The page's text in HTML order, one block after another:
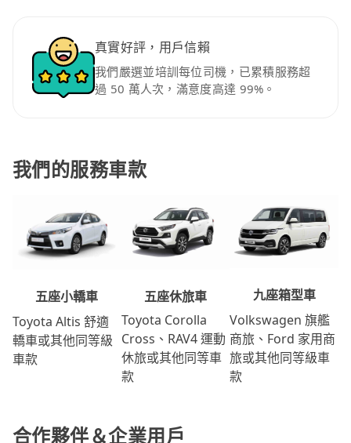
真實好評，用戶信賴
我們嚴選並培訓每位司機，已累積服務超
過 50 萬人次，滿意度高達 99%。
我們的服務車款
五座小轎車
Toyota Altis 舒適
轎車或其他同等級
車款
五座休旅車
Toyota Corolla
Cross、RAV4 運動
休旅或其他同等車
款
九座箱型車
Volkswagen 旗艦
商旅、Ford 家用商
旅或其他同等級車
款
合作夥伴＆企業用戶